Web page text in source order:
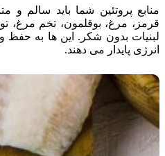
منابع پروتئین شما باید سالم و
قرمز، مرغ، بوقلمون، تخم مرغ،
لبنیات بدون شکر. این ها به
انرژی پایدار می دهند.